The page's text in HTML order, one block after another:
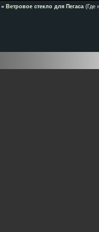
» Ветровое стекло для Пегаса (Где